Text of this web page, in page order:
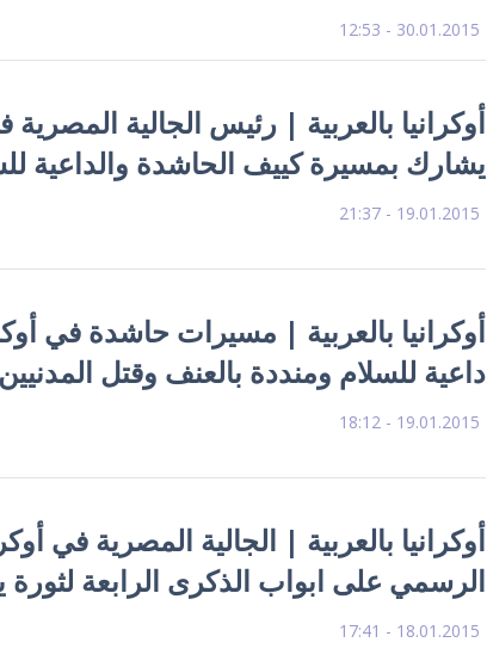
30.01.2015 - 12:53
أوكرانيا بالعربية | رئيس الجالية المصرية
يشارك بمسيرة كييف الحاشدة والداعية
19.01.2015 - 21:37
أوكرانيا بالعربية | مسيرات حاشدة في
داعية للسلام ومنددة بالعنف وقتل المدنيين
19.01.2015 - 18:12
أوكرانيا بالعربية | الجالية المصرية في
الرسمي على ابواب الذكرى الرابعة لثورة
18.01.2015 - 17:41